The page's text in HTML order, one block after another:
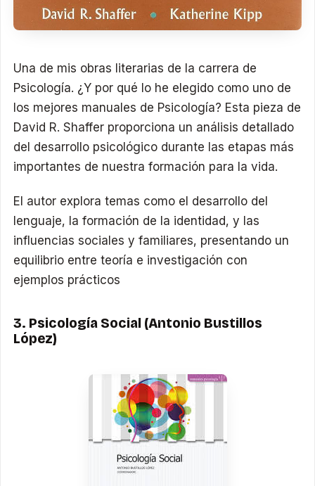
Una de mis obras literarias de la carrera de
Psicología. ¿Y por qué lo he elegido como uno de
los mejores manuales de Psicología? Esta pieza de
David R. Shaffer proporciona un análisis detallado
del desarrollo psicológico durante las etapas más
importantes de nuestra formación para la vida.
El autor explora temas como el desarrollo del
lenguaje, la formación de la identidad, y las
influencias sociales y familiares, presentando un
equilibrio entre teoría e investigación con
ejemplos prácticos
3. Psicología Social (Antonio Bustillos
López)